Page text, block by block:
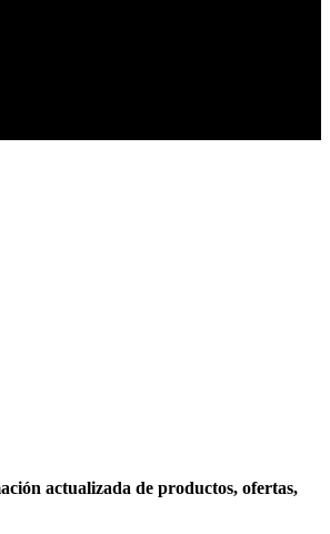
actualizada de productos, ofertas,